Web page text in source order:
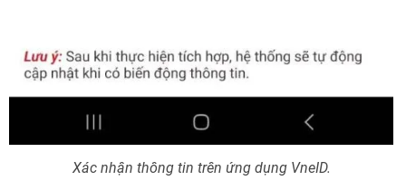
Xác nhận thông tin trên ứng dụng VneID.